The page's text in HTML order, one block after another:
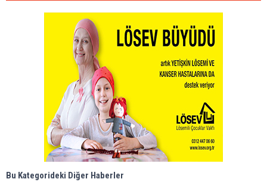
Bu Kategorideki Diğer Haberler